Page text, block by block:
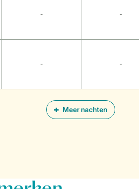
Meer nachten
- -
- -